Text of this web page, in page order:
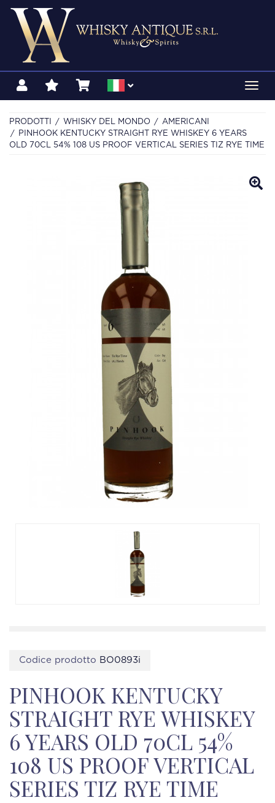
PRODOTTI WHISKY DEL MONDO
AMERICANI
PINHOOK KENTUCKY STRAIGHT RYE WHISKEY 6 YEARS
OLD 70CL 54% 108 US PROOF VERTICAL SERIES TIZ RYE TIME
Codice prodotto BO0893i
PINHOOK KENTUCKY
STRAIGHT RYE WHISKEY
6 YEARS OLD 70CL 54%
108 US PROOF VERTICAL
SERIES TIZ RYE TIME